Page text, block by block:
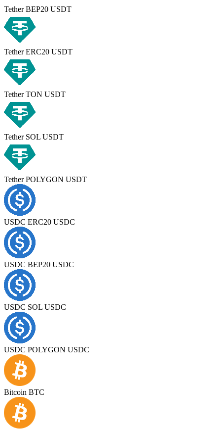
Tether BEP20 USDT
Tether ERC20 USDT
Tether TON USDT
Tether SOL USDT
Tether POLYGON USDT
USDC ERC20 USDC
USDC BEP20 USDC
USDC SOL USDC
USDC POLYGON USDC
Bitcoin BTC